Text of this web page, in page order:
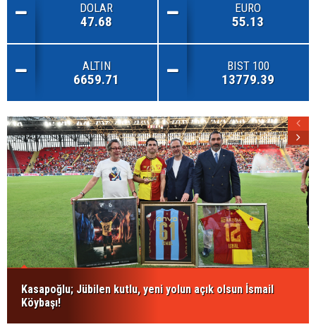
DOLAR
47.68
EURO
55.13
ALTIN
6659.71
BIST 100
13779.39
Kasapoğlu; Jübilen kutlu, yeni yolun açık olsun İsmail
Köybaşı!